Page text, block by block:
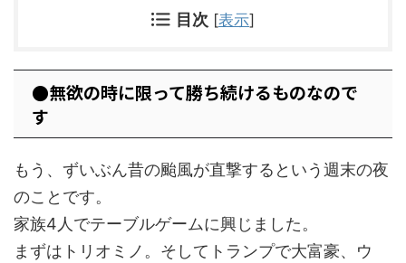
目次 [表示]
●無欲の時に限って勝ち続けるものなので
す
もう、ずいぶん昔の颱風が直撃するという週末の夜
のことです。
家族4人でテーブルゲームに興じました。
まずはトリオミノ。そしてトランプで大富豪、ウ